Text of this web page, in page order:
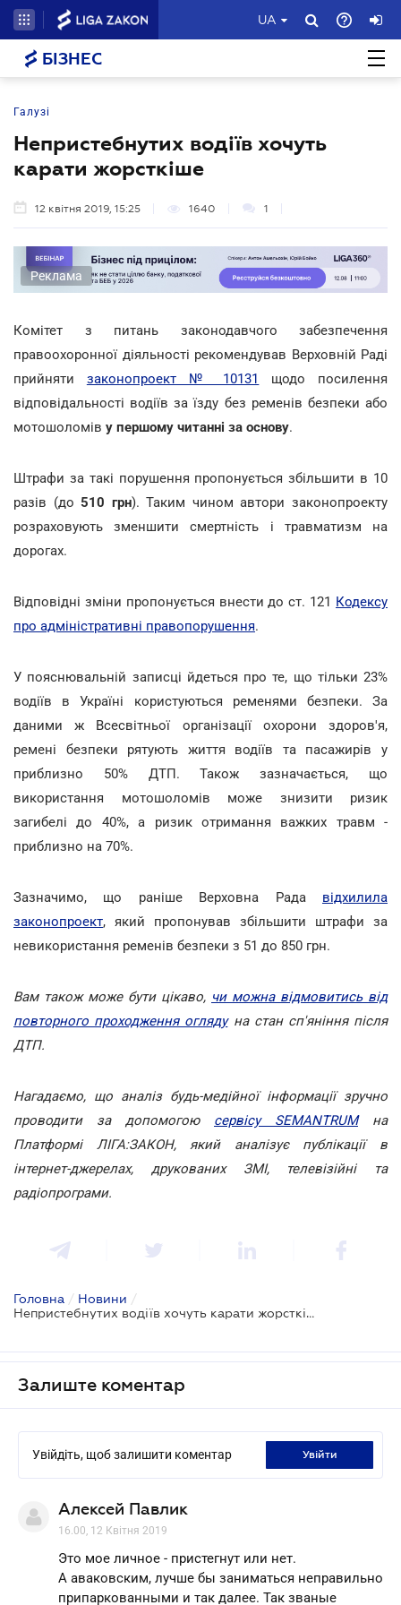
UA
БІЗНЕС
Галузі
Непристебнутих водіїв хочуть
карати жорсткіше
12 квітня 2019, 15:25 1640 1
Реклама
Комітет з питань законодавчого забезпечення
правоохоронної діяльності рекомендував Верховній Раді
прийняти законопроект № 10131
щодо посилення
відповідальності водіїв за їзду без ременів безпеки або
мотошоломів у першому читанні за основу.
Штрафи за такі порушення пропонується збільшити в 10
разів (до510 грн). Таким чином автори законопроекту
розраховують зменшити смертність і травматизм на
дорогах.
Відповідні зміни пропонується внести до ст. 121 Кодексу
про адміністративні правопорушення.
У пояснювальній записці йдеться про те, що тільки 23%
водіїв в Україні користуються ременями безпеки. За
даними ж Всесвітньої організації охорони здоров'я,
ремені безпеки рятують життя водіїв та пасажирів у
приблизно 50% ДТП. Також зазначається, що
використання мотошоломів може знизити ризик
загибелі до 40%, а ризик отримання важких травм -
приблизно на 70%.
Зазначимо, що раніше Верховна Рада відхилила
законопроект, який пропонував збільшити штрафи за
невикористання ременів безпеки з 51 до 850 грн.
Вам також може бути цікаво, чи можна відмовитись від
повторного проходження оглядуна стан сп'яніння після
ДТП.
Нагадаємо, що аналіз будь-медійної інформації зручно
проводити за допомогою сервісу SEMANTRUMна
Платформі ЛІГА:ЗАКОН, який аналізує публікації в
інтернет-джерелах, друкованих ЗМІ, телевізійні та
радіопрограми.
Головна / Новини /
Непристебнутих водіїв хочуть карати жорсткіше
Залиште коментар
Увійдіть, щоб залишити коментар увійти
Алексей Павлик
16.00, 12 Квітня 2019
Это мое личное - пристегнут или нет.
А аваковским, лучше бы заниматься неправильно
припаркованными и так далее. Так званые